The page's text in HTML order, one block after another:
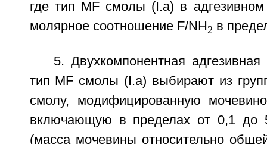
где тип MF смолы (I.a) в
молярное соотношение F/NH2 в
5. Двухкомпонентная
тип MF смолы (I.a) выбирают из
смолу, модифицированную
включающую в пределах от 0,1 до
(масса мочевины относительно